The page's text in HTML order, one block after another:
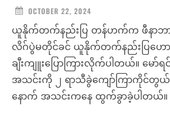
OCTOBER 22, 2024
ယူနိုက်တက်နည်းပြ တန်ဟက်က ဖီနာဘာ
လိဂ်ပွဲမတိုင်ခင် ယူနိုက်တက်နည်းပြဟော
ချီးကျူးပြောကြားလိုက်ပါတယ်။ မ
အသင်းကို ၂ ရာသီခွဲကျော်ကြာကိုင်တွယ်
နောက် အသင်းကနေ ထွက်ခွာခဲ့ပါတယ်။